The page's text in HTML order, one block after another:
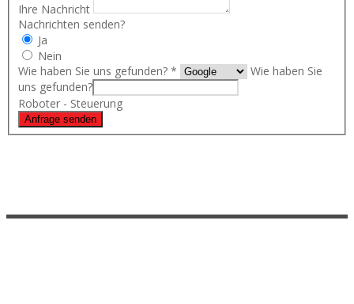
Ihre Nachricht
Nachrichten senden?
Ja
Nein
Wie haben Sie uns gefunden? *
Wie haben Sie
uns gefunden?
Roboter - Steuerung
Anfrage senden